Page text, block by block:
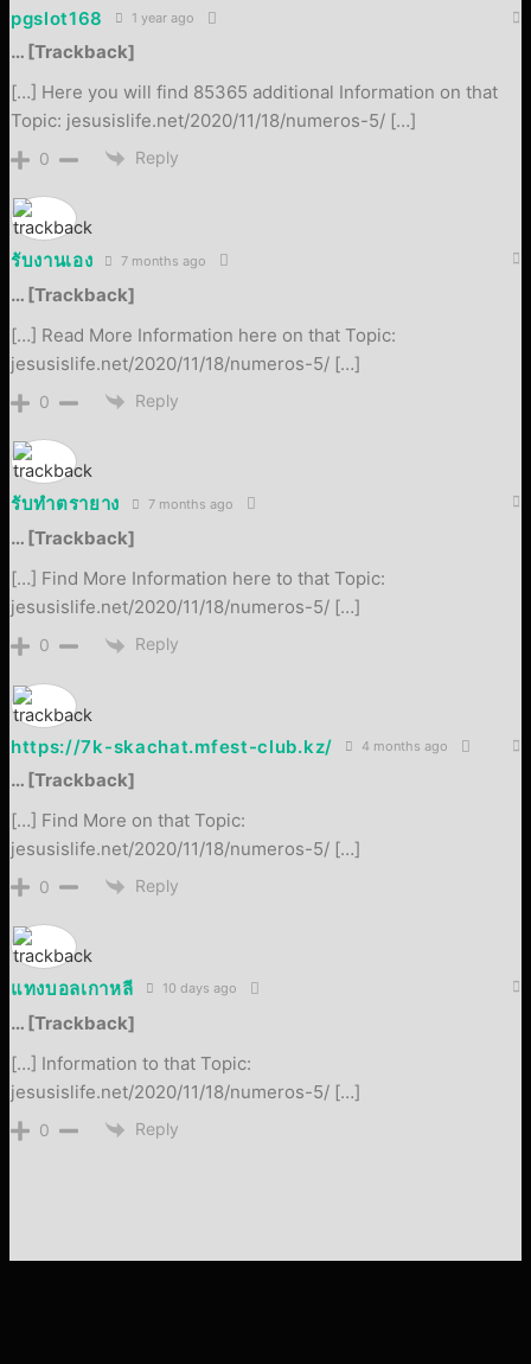
pgslot168 1 year ago
… [Trackback]
[…] Here you will find 85365 additional Information on that
Topic: jesusislife.net/2020/11/18/numeros-5/ […]
0 Reply
รับงานเอง 7 months ago
… [Trackback]
[…] Read More Information here on that Topic:
jesusislife.net/2020/11/18/numeros-5/ […]
0 Reply
รับทำตรายาง 7 months ago
… [Trackback]
[…] Find More Information here to that Topic:
jesusislife.net/2020/11/18/numeros-5/ […]
0 Reply
https://7k-skachat.mfest-club.kz/ 4 months ago
… [Trackback]
[…] Find More on that Topic:
jesusislife.net/2020/11/18/numeros-5/ […]
0 Reply
แทงบอลเกาหลี 10 days ago
… [Trackback]
[…] Information to that Topic:
jesusislife.net/2020/11/18/numeros-5/ […]
0 Reply